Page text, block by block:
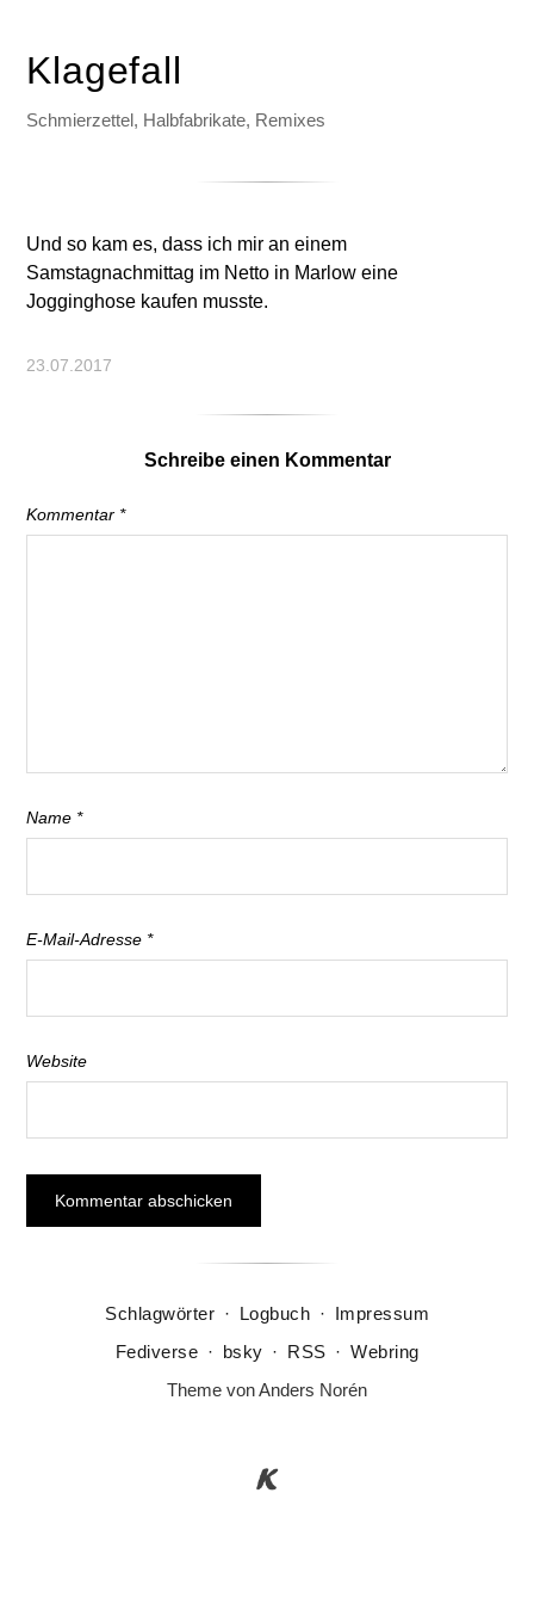
Klagefall
Schmierzettel, Halbfabrikate, Remixes
Und so kam es, dass ich mir an einem
Samstagnachmittag im Netto in Marlow eine
Jogginghose kaufen musste.
23.07.2017
Schreibe einen Kommentar
Kommentar *
Name *
E-Mail-Adresse *
Website
Schlagwörter · Logbuch · Impressum
Fediverse · bsky · RSS · Webring
Theme vonAnders Norén